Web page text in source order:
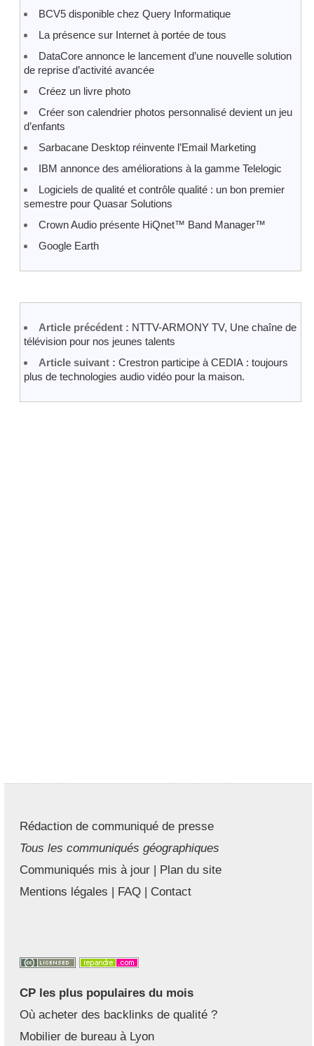
BCV5 disponible chez Query Informatique
La présence sur Internet à portée de tous
DataCore annonce le lancement d’une nouvelle solution
de reprise d’activité avancée
Créez un livre photo
Créer son calendrier photos personnalisé devient un jeu
d’enfants
Sarbacane Desktop réinvente l’Email Marketing
IBM annonce des améliorations à la gamme Telelogic
Logiciels de qualité et contrôle qualité : un bon premier
semestre pour Quasar Solutions
Crown Audio présente HiQnet™ Band Manager™
Google Earth
Article précédent : NTTV-ARMONY TV, Une chaîne de
télévision pour nos jeunes talents
Article suivant : Crestron participe à CEDIA : toujours
plus de technologies audio vidéo pour la maison.
Rédaction de communiqué de presse
Tous les communiqués géographiques
Communiqués mis à jour | Plan du site
Mentions légales | FAQ | Contact
CP les plus populaires du mois
Où acheter des backlinks de qualité ?
Mobilier de bureau à Lyon